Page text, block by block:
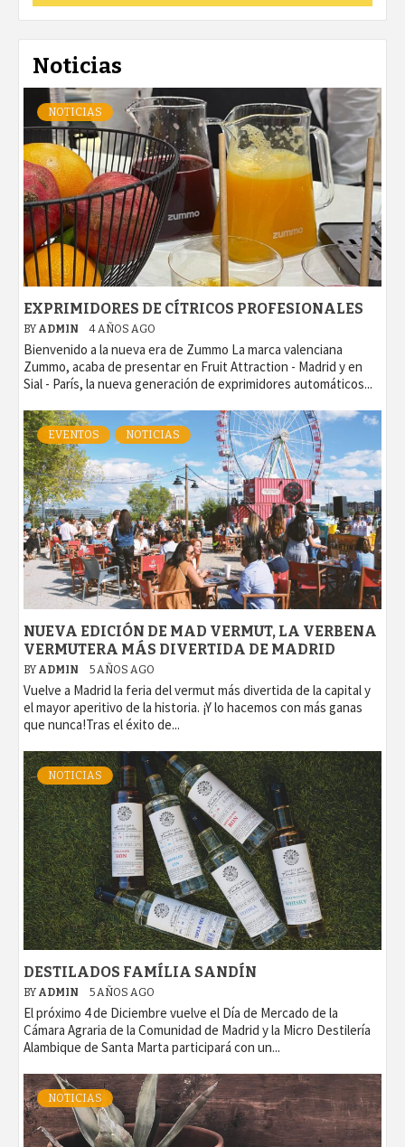
Noticias
NOTICIAS
EXPRIMIDORES DE CÍTRICOS PROFESIONALES
BY ADMIN 4 AÑOS AGO
Bienvenido a la nueva era de Zummo La marca valenciana
Zummo, acaba de presentar en Fruit Attraction - Madrid y en
Sial - París, la nueva generación de exprimidores automáticos...
EVENTOS NOTICIAS
NUEVA EDICIÓN DE MAD VERMUT, LA VERBENA
VERMUTERA MÁS DIVERTIDA DE MADRID
BY ADMIN 5 AÑOS AGO
Vuelve a Madrid la feria del vermut más divertida de la capital y
el mayor aperitivo de la historia. ¡Y lo hacemos con más ganas
que nunca!Tras el éxito de...
NOTICIAS
DESTILADOS FAMÍLIA SANDÍN
BY ADMIN 5 AÑOS AGO
El próximo 4 de Diciembre vuelve el Día de Mercado de la
Cámara Agraria de la Comunidad de Madrid y la Micro Destilería
Alambique de Santa Marta participará con un...
NOTICIAS